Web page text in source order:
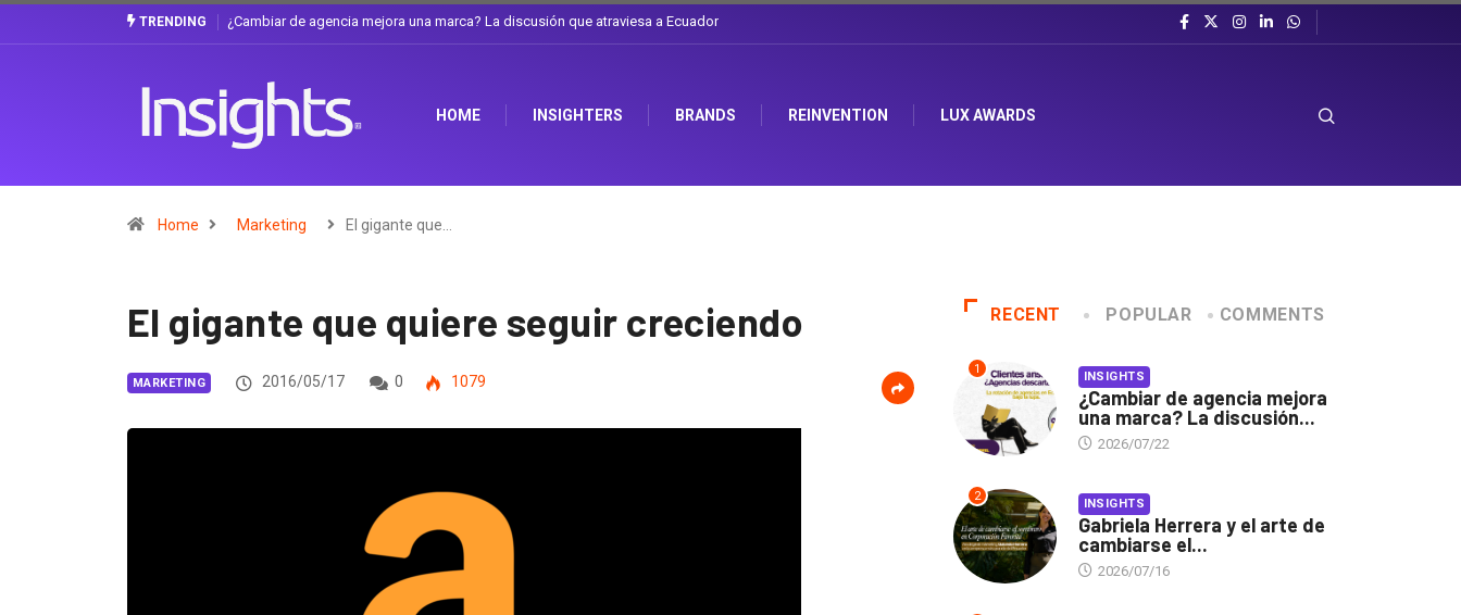
TRENDING Gabriela Herrera y el arte de cambiarse el sombrero en Corporación Favorita
HOME INSIGHTERS BRANDS REINVENTION LUX AWARDS
Home Marketing El gigante que…
El gigante que quiere seguir creciendo
MARKETING 2016/05/17 0 1079
RECENT POPULAR COMMENTS
1 INSIGHTS
¿Cambiar de agencia mejora
una marca? La discusión...
2026/07/22
2 INSIGHTS
Gabriela Herrera y el arte de
cambiarse el...
2026/07/16